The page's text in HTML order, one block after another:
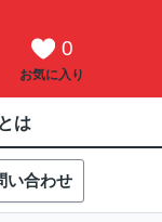
0
お気に入り
は
い合わせ